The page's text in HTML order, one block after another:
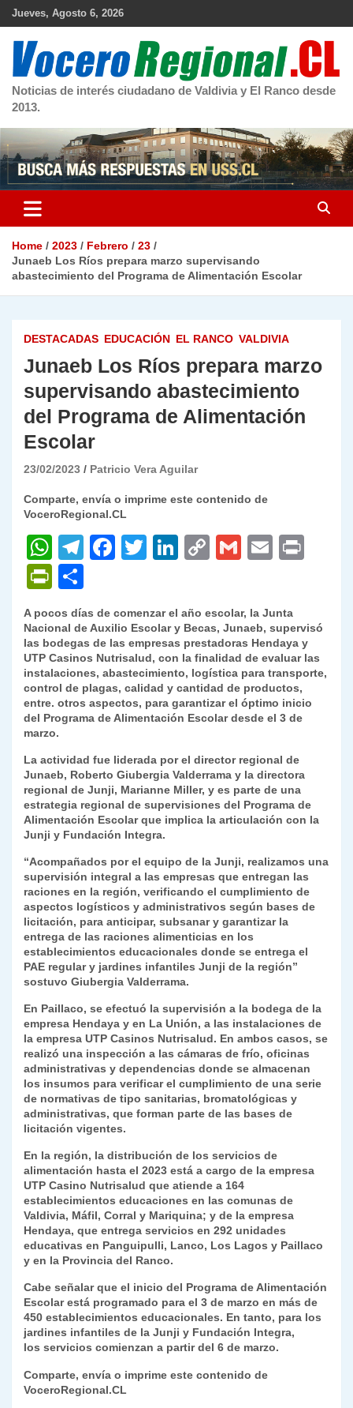
Skip
Jueves, Agosto 6, 2026
Noticias de interés ciudadano de Valdivia y El Ranco desde
2013.
Home 2023 Febrero
23
Junaeb Los Ríos prepara marzo supervisando
abastecimiento del Programa de Alimentación Escolar
DESTACADAS EDUCACIÓN EL RANCO VALDIVIA
Junaeb Los Ríos prepara marzo
supervisando abastecimiento
del Programa de Alimentación
Escolar
23/02/2023 Patricio Vera Aguilar
Comparte, envía o imprime este contenido de
VoceroRegional.CL
W
h
at
s
A
p
p
T
gr
a
m
F
e
b
o
o
k
T
er
Li
e
dI
n
C
y
Li
n
k
G
l
E
l
P
nt
Fr
ie
n
dl
y
m
p
ar
tir
A pocos días de comenzar el año escolar, la Junta
Nacional de Auxilio Escolar y Becas, Junaeb, supervisó
las bodegas de las empresas prestadoras Hendaya y
UTP Casinos Nutrisalud, con la finalidad de evaluar las
instalaciones, abastecimiento, logística para transporte,
control de plagas, calidad y cantidad de productos,
entre. otros aspectos, para garantizar el óptimo inicio
del Programa de Alimentación Escolar desde el 3 de
marzo.
La actividad fue liderada por el director regional de
Junaeb, Roberto Giubergia Valderrama y la directora
regional de Junji, Marianne Miller, y es parte de una
estrategia regional de supervisiones del Programa de
Alimentación Escolar que implica la articulación con la
Junji y Fundación Integra.
“Acompañados por el equipo de la Junji, realizamos una
supervisión integral a las empresas que entregan las
raciones en la región, verificando el cumplimiento de
aspectos logísticos y administrativos según bases de
licitación, para anticipar, subsanar y garantizar la
entrega de las raciones alimenticias en los
establecimientos educacionales donde se entrega el
PAE regular y jardines infantiles Junji de la región”
sostuvo Giubergia Valderrama.
En Paillaco, se efectuó la supervisión a la bodega de la
empresa Hendaya y en La Unión, a las instalaciones de
la empresa UTP Casinos Nutrisalud. En ambos casos, se
realizó una inspección a las cámaras de frío, oficinas
administrativas y dependencias donde se almacenan
los insumos para verificar el cumplimiento de una serie
de normativas de tipo sanitarias, bromatológicas y
administrativas, que forman parte de las bases de
licitación vigentes.
En la región, la distribución de los servicios de
alimentación hasta el 2023 está a cargo de la empresa
UTP Casino Nutrisalud que atiende a 164
establecimientos educaciones en las comunas de
Valdivia, Máfil, Corral y Mariquina; y de la empresa
Hendaya, que entrega servicios en 292 unidades
educativas en Panguipulli, Lanco, Los Lagos y Paillaco
y en la Provincia del Ranco.
Cabe señalar que el inicio del Programa de Alimentación
Escolar está programado para el 3 de marzo en más de
450 establecimientos educacionales. En tanto, para los
jardines infantiles de la Junji y Fundación Integra,
los servicios comienzan a partir del 6 de marzo.
Comparte, envía o imprime este contenido de
VoceroRegional.CL